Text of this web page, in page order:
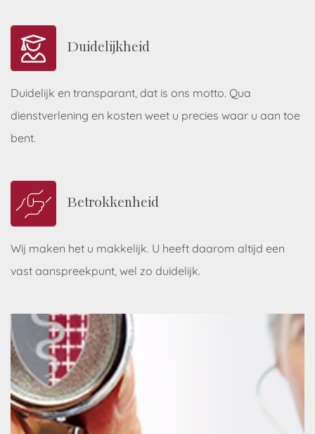
Duidelijkheid
Duidelijk en transparant, dat is ons motto. Qua
dienstverlening en kosten weet u precies waar u aan toe
bent.
Betrokkenheid
Wij maken het u makkelijk. U heeft daarom altijd een
vast aanspreekpunt, wel zo duidelijk.